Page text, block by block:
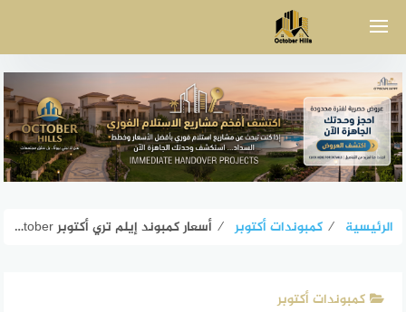
الرئيسية ⁄ كمبوندات أكتوبر ⁄ أسعار كمبوند إيلم تري أكتوبر Compound ELM Tree October عروض الخصم
كمبوندات أكتوبر